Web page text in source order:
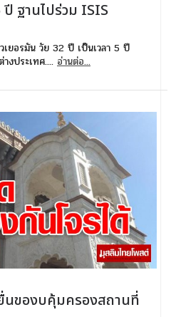
ฐานไปร่วม ISIS
ยอรมัน วัย 32 ปี เป็นเวลา 5 ปี
งประเทศ.... อ่านต่อ...
นของบคุ้มครองสถานที่